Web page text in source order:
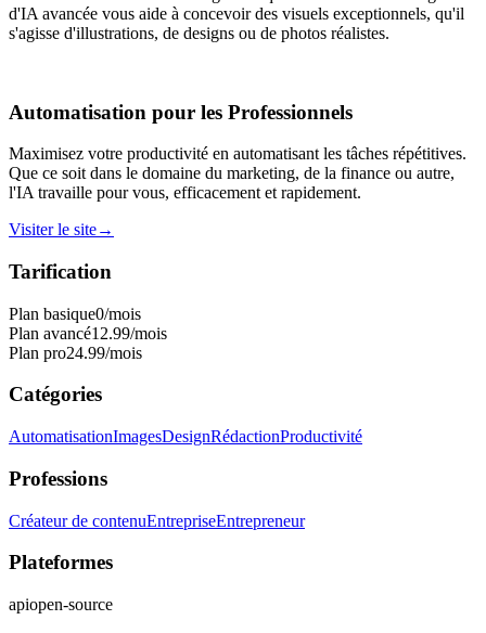
d'IA avancée vous aide à concevoir des visuels exceptionnels, qu'il
s'agisse d'illustrations, de designs ou de photos réalistes.
Automatisation pour les Professionnels
Maximisez votre productivité en automatisant les tâches répétitives.
Que ce soit dans le domaine du marketing, de la finance ou autre,
l'IA travaille pour vous, efficacement et rapidement.
Visiter le site→
Tarification
Plan basique0/mois
Plan avancé12.99/mois
Plan pro24.99/mois
Catégories
AutomatisationImagesDesignRédactionProductivité
Professions
Créateur de contenuEntrepriseEntrepreneur
Plateformes
apiopen-source